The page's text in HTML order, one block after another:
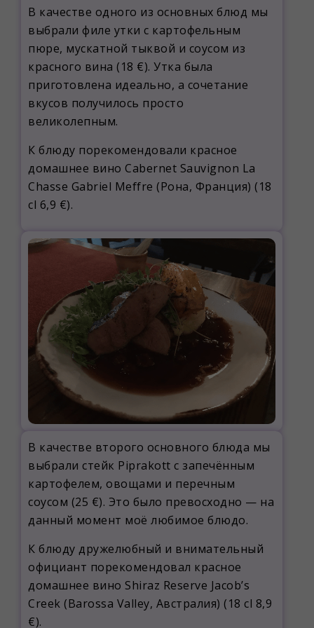
В качестве одного из основных блюд мы
выбрали филе утки с картофельным
пюре, мускатной тыквой и соусом из
красного вина (18 €). Утка была
приготовлена идеально, а сочетание
вкусов получилось просто
великолепным.
К блюду порекомендовали красное
домашнее вино Cabernet Sauvignon La
Chasse Gabriel Meffre (Рона, Франция) (18
cl 6,9 €).
В качестве второго основного блюда мы
выбрали стейк Piprakott с запечённым
картофелем, овощами и перечным
соусом (25 €). Это было превосходно — на
данный момент моё любимое блюдо.
К блюду дружелюбный и внимательный
официант порекомендовал красное
домашнее вино Shiraz Reserve Jacob’s
Creek (Barossa Valley, Австралия) (18 cl 8,9
€).